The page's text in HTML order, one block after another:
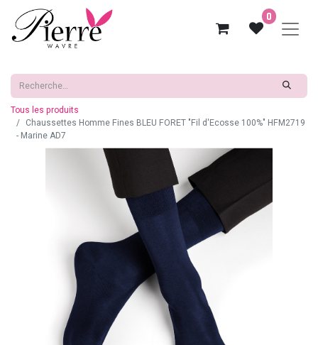
0
Tous les produits
Chaussettes Homme Fines BLEU FORET "Fil d'Ecosse 100%" HFM2719
- Marine AD7